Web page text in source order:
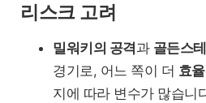
리스크 고려
밀워키의 공격과 골든스
경기로, 어느 쪽이 더 효
지에 따라 변수가 많습니